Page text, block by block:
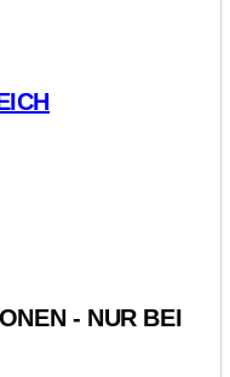
- NUR BEI